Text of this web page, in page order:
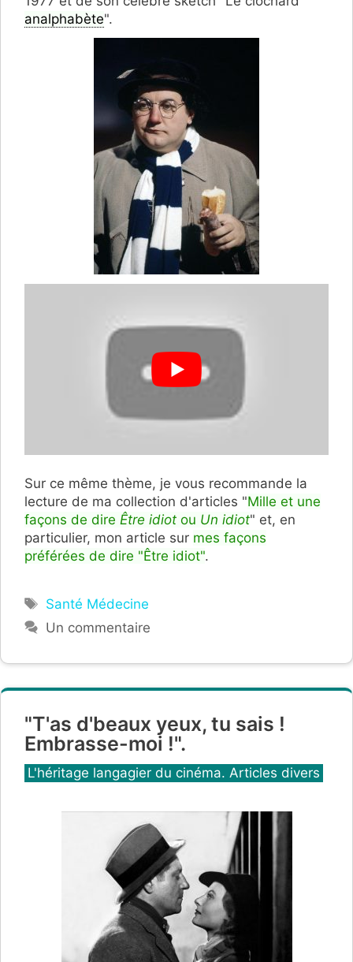
analphabète".
Sur ce même thème, je vous recommande la
lecture de ma collection d'articles "Mille et une
façons de dire Être idiot ou Un idiot" et, en
particulier, mon article sur mes façons
préférées de dire "Être idiot".
Étiquettes
Santé Médecine
Un commentaire
"T'as d'beaux yeux, tu sais !
Embrasse-moi !".
Catégories
L'héritage langagier du cinéma. Articles divers